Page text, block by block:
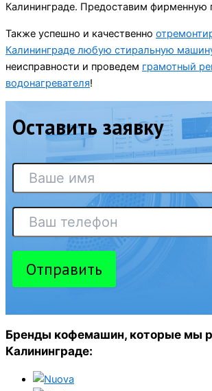
Калининграде. Предоставим фирменную
Также успешно и качественно
Калининграде любую стиральную
неисправности и проведем грамотный
водонагревателя!
Оставить заявку
Отправить
Бренды кофемашин, которые мы
Калининграде: